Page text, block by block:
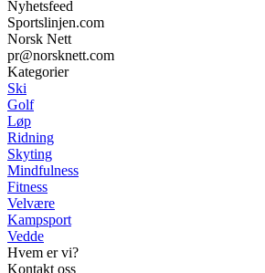
Nyhetsfeed
Sportslinjen.com
Norsk Nett
pr@norsknett.com
Kategorier
Ski
Golf
Løp
Ridning
Skyting
Mindfulness
Fitness
Velvære
Kampsport
Vedde
Hvem er vi?
Kontakt oss